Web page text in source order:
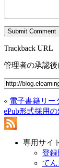
Trackback URL
管理者の承認
« 電子書籍リー
ePub形式採用
専用サイト
登
てん